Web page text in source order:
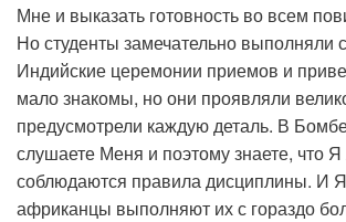
Мне и выказать готовность во всем
Но студенты замечательно выполняли
Индийские церемонии приемов и
мало знакомы, но они проявляли
предусмотрели каждую деталь. В
слушаете Меня и поэтому знаете, что
соблюдаются правила дисциплины. И
африканцы выполняют их с гораздо